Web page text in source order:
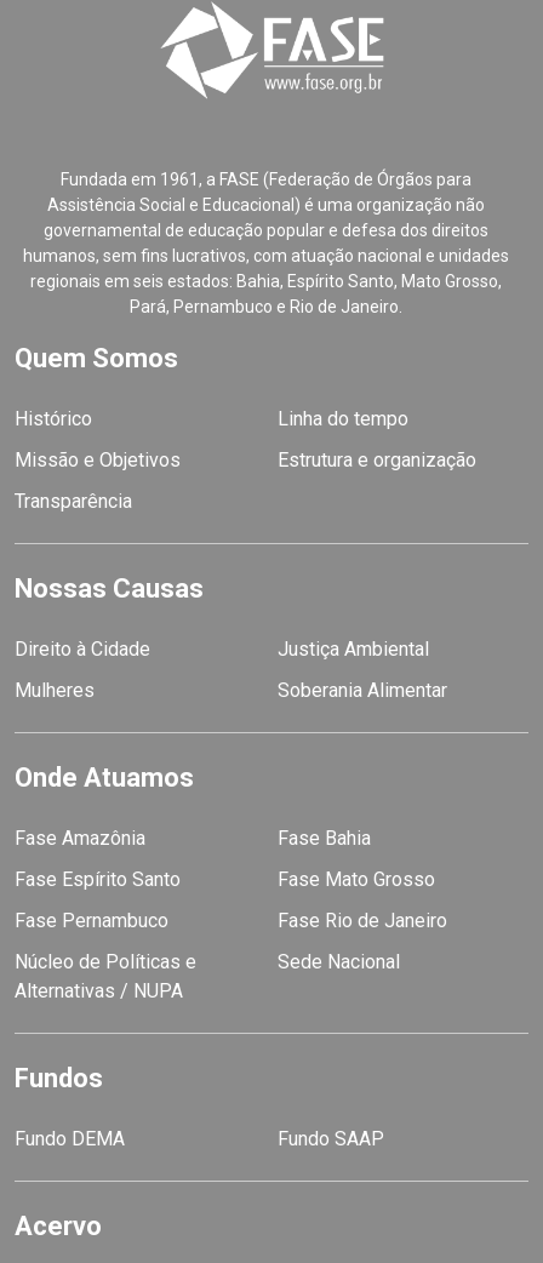
Fundada em 1961, a FASE (Federação de Órgãos para
Assistência Social e Educacional) é uma organização não
governamental de educação popular e defesa dos direitos
humanos, sem fins lucrativos, com atuação nacional e unidades
regionais em seis estados: Bahia, Espírito Santo, Mato Grosso,
Pará, Pernambuco e Rio de Janeiro.
Quem Somos
Histórico
Linha do tempo
Missão e Objetivos
Estrutura e organização
Transparência
Nossas Causas
Direito à Cidade
Justiça Ambiental
Mulheres
Soberania Alimentar
Onde Atuamos
Fase Amazônia
Fase Bahia
Fase Espírito Santo
Fase Mato Grosso
Fase Pernambuco
Fase Rio de Janeiro
Núcleo de Políticas e
Alternativas / NUPA
Sede Nacional
Fundos
Fundo DEMA Fundo SAAP
Acervo